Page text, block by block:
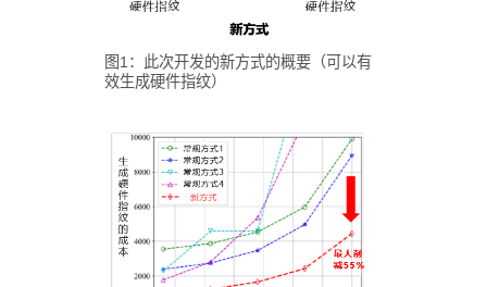
图1：此次开发的新方式的概要（可以有
效生成硬件指纹）